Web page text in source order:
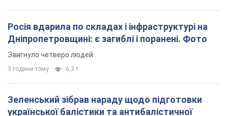
Росія вдарила по складах і інфраструктурі на
Дніпропетровщині: є загиблі і поранені. Фото
Заигнуло четверо людей
3 години тому 6,3 т.
Зеленський зібрав нараду щодо підготовки
української балістики та антибалістичної